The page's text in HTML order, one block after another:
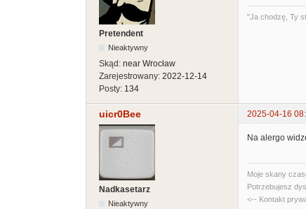
Pretendent
Nieaktywny
Skąd: near Wrocław
Zarejestrowany: 2022-12-14
Posty: 134
"Ja chodzę, Ty
uicr0Bee 2025-04-16
Nadkasetarz
Nieaktywny
Na alergo
Moje skany
Potrzebujesz
<-- Kontakt